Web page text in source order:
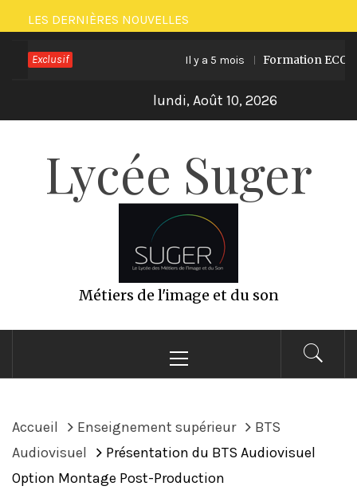
Passer
au
contenu
LES DERNIÈRES NOUVELLES
Exclusif Il y a 5 mois Formation ECO
lundi, Août 10, 2026
Lycée Suger
Métiers de l'image et du son
principal
Accueil Enseignement supérieur
BTS
Audiovisuel
Présentation du BTS Audiovisuel
Option Montage Post-Production